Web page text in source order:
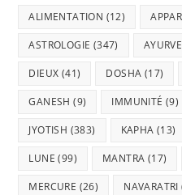
ALIMENTATION (12)
ASTROLOGIE (347)
DIEUX (41) DOSHA (17)
GANESH (9) IMMUNITÉ (9)
JYOTISH (383) KAPHA (13)
LUNE (99) MANTRA (17)
MERCURE (26) NAVARATRI